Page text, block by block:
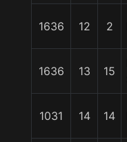
1636 12 2
1636 13 15
1031 14 14